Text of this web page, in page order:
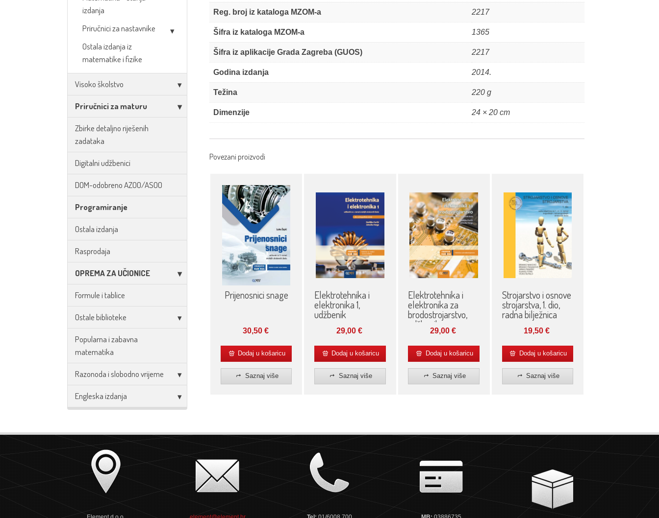
izdanja
Priručnici za nastavnike
Ostala izdanja iz
matematike i fizike
Visoko školstvo
Priručnici za maturu
Zbirke detaljno riješenih
zadataka
Digitalni udžbenici
DOM-odobreno AZOO/ASOO
Programiranje
Ostala izdanja
Rasprodaja
OPREMA ZA UČIONICE
Formule i tablice
Ostale biblioteke
Popularna i zabavna
matematika
Razonoda i slobodno vrijeme
Engleska izdanja
Reg. broj iz kataloga MZOM-a 2217
Šifra iz kataloga MZOM-a 1365
Šifra iz aplikacije Grada Zagreba (GUOS) 2217
Godina izdanja 2014.
Težina 220 g
Dimenzije 24 × 20 cm
Povezani proizvodi
Prijenosnici snage
30,50 €
Dodaj u košaricu
Saznaj više
Elektrotehnika i
elektronika 1,
udžbenik
29,00 €
Dodaj u košaricu
Saznaj više
Elektrotehnika i
elektronika za
brodostrojarstvo,
udžbenik
29,00€
Dodaj u košaricu
Saznaj više
Strojarstvo i osnove
strojarstva, 1. dio,
radna bilježnica
19,50€
Dodaj u košaricu
Saznaj više